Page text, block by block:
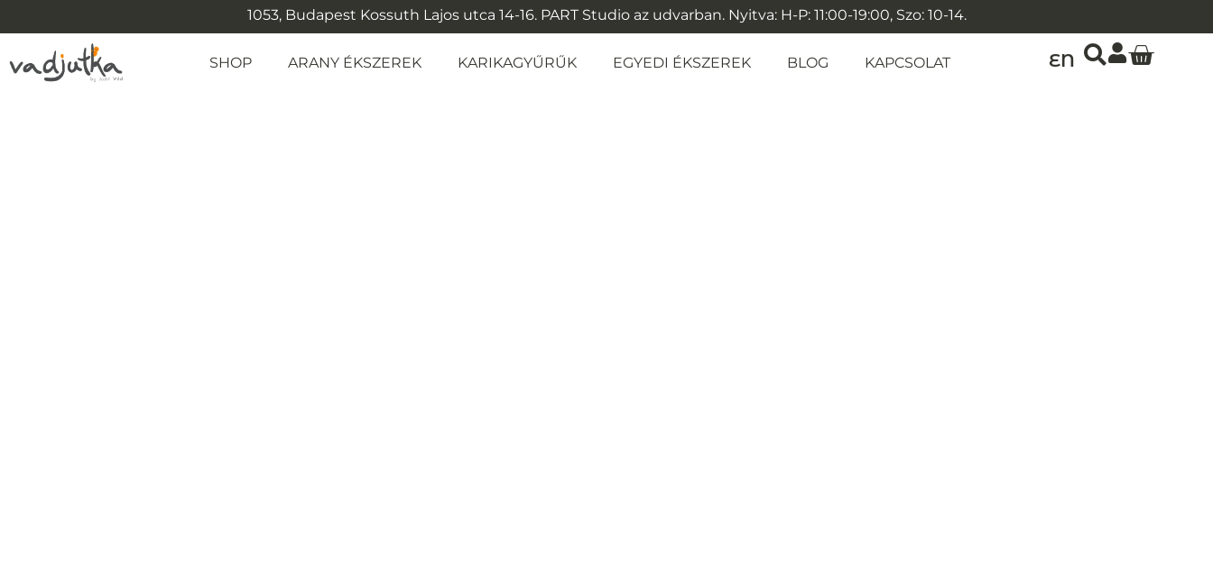
1053, Budapest Kossuth Lajos utca 14-16. PART Studio az udvarban. Nyitva: H-P: 11:00-19:00, Szo: 10-14.
SHOP ARANY ÉKSZEREK KARIKAGYŰRŰK EGYEDI ÉKSZEREK BLOG KAPCSOLAT EN